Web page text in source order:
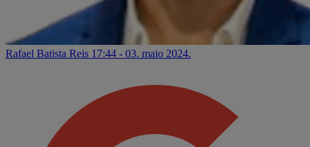
Rafael Batista Reis 17:44 - 03. maio 2024.